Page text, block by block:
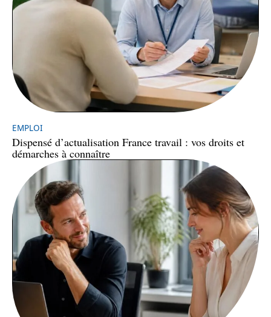
EMPLOI
Dispensé d’actualisation France travail : vos droits et
démarches à connaître